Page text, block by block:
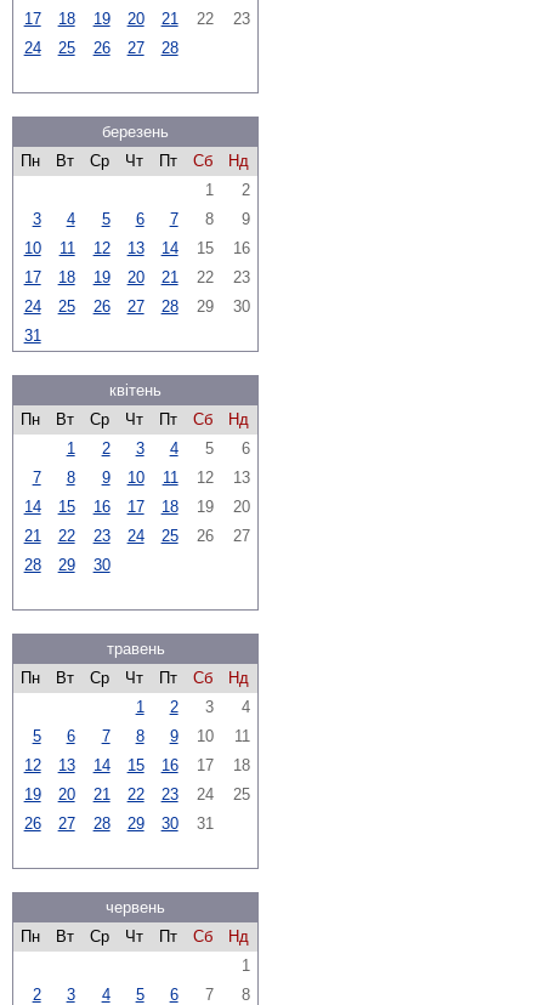
17
18 19 20 21 22
23
24
25 26 27 28
березень
Пн
Вт Ср Чт Пт Сб
Нд
1
2
3
4 5 6 7 8
9
10
11 12 13 14 15
16
17
18 19 20 21 22
23
24
25 26 27 28 29
30
31
квітень
Пн
Вт Ср Чт Пт Сб
Нд
1
2 3 4 5
6
7
8 9 10 11 12
13
14
15 16 17 18 19
20
21
22 23 24 25 26
27
28
29 30
травень
Пн
Вт Ср Чт Пт Сб
Нд
1
2 3
4
5
6 7 8 9 10
11
12
13 14 15 16 17
18
19
20 21 22 23 24
25
26
27 28 29 30 31
червень
Пн
Вт Ср Чт Пт Сб
Нд
1
2
3 4 5 6 7
8